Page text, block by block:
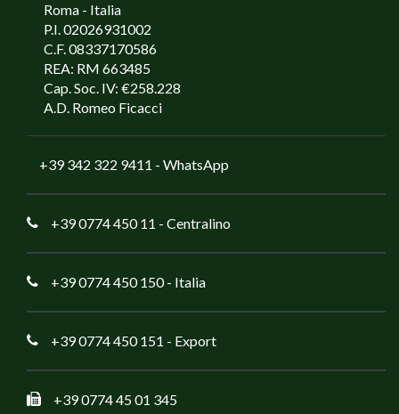
Roma - Italia
P.I. 02026931002
C.F. 08337170586
REA: RM 663485
Cap. Soc. IV: €258.228
A.D. Romeo Ficacci
+39 342 322 9411 - WhatsApp
+39 0774 450 11 - Centralino
+39 0774 450 150- Italia
+39 0774 450 151 - Export
+39 0774 45 01 345